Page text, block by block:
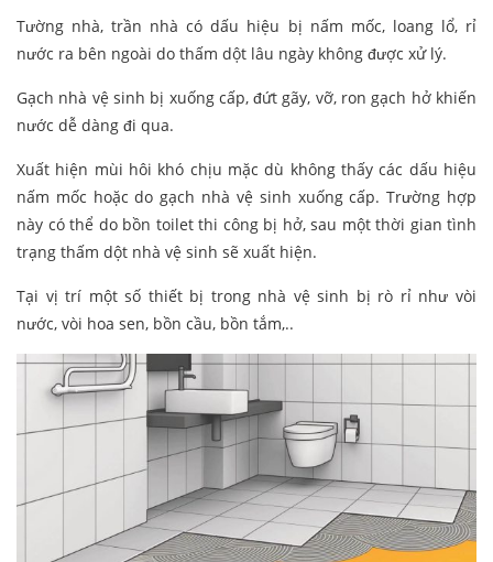
Tường nhà, trần nhà có dấu hiệu bị nấm mốc, loang lổ, rỉ
nước ra bên ngoài do thấm dột lâu ngày không được xử lý.
Gạch nhà vệ sinh bị xuống cấp, đứt gãy, vỡ, ron gạch hở khiến
nước dễ dàng đi qua.
Xuất hiện mùi hôi khó chịu mặc dù không thấy các dấu hiệu
nấm mốc hoặc do gạch nhà vệ sinh xuống cấp. Trường hợp
này có thể do bồn toilet thi công bị hở, sau một thời gian tình
trạng thấm dột nhà vệ sinh sẽ xuất hiện.
Tại vị trí một số thiết bị trong nhà vệ sinh bị rò rỉ như vòi
nước, vòi hoa sen, bồn cầu, bồn tắm,..